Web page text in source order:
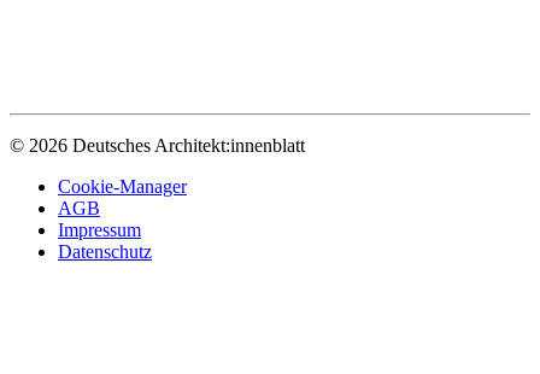
© 2026 Deutsches Architekt:innenblatt
Cookie-Manager
AGB
Impressum
Datenschutz